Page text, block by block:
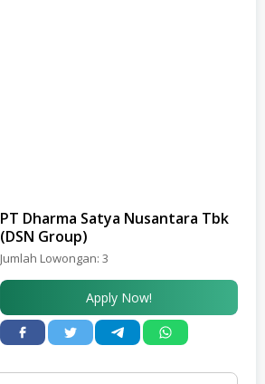
PT Dharma Satya Nusantara Tbk
(DSN Group)
Jumlah Lowongan: 3
Apply Now!